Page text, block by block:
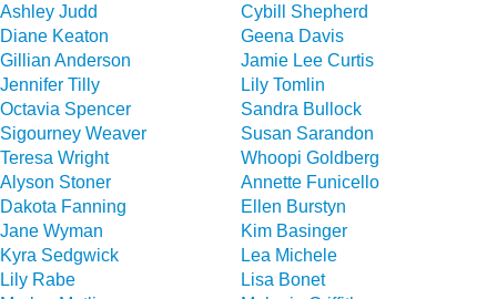
Ashley Judd
Cybill Shepherd
Diane Keaton
Geena Davis
Gillian Anderson
Jamie Lee Curtis
Jennifer Tilly
Lily Tomlin
Octavia Spencer
Sandra Bullock
Sigourney Weaver
Susan Sarandon
Teresa Wright
Whoopi Goldberg
Alyson Stoner
Annette Funicello
Dakota Fanning
Ellen Burstyn
Jane Wyman
Kim Basinger
Kyra Sedgwick
Lea Michele
Lily Rabe
Lisa Bonet